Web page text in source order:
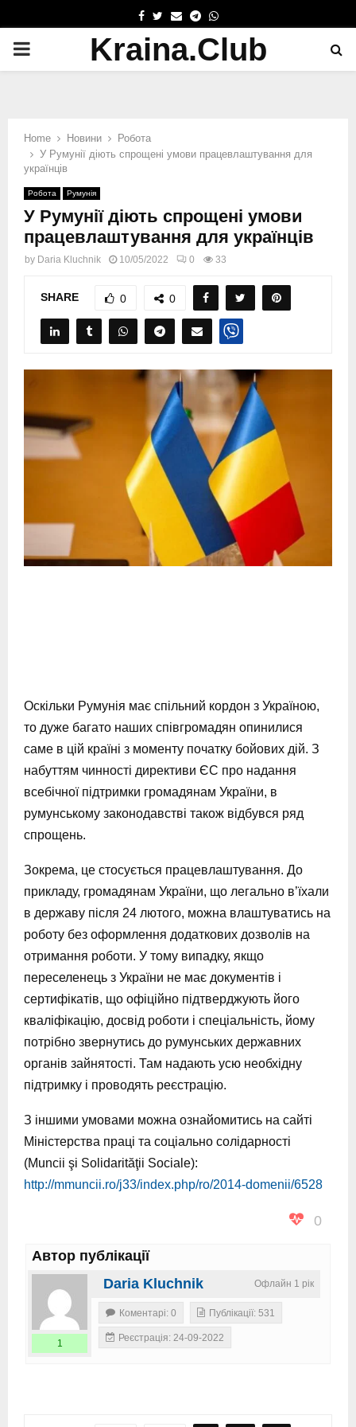
FACEBOOK
TWITTER
EMAILTELEGRAM
WHATSAPP
PRIMARYKraina.Club
Home Новини
Робота
У Румунії діють спрощені умови працевлаштування для
українців
Робота Румунія
У Румунії діють спрощені умови
працевлаштування для українців
by Daria Kluchnik 10/05/2022 0 33
SHARE 0 0
Оскільки Румунія має спільний кордон з Україною,
то дуже багато наших співгромадян опинилися
саме в цій країні з моменту початку бойових дій. З
набуттям чинності директиви ЄС про надання
всебічної підтримки громадянам України, в
румунському законодавстві також відбувся ряд
спрощень.
Зокрема, це стосується працевлаштування. До
прикладу, громадянам України, що легально в’їхали
в державу після 24 лютого, можна влаштуватись на
роботу без оформлення додаткових дозволів на
отримання роботи. У тому випадку, якщо
переселенець з України не має документів і
сертифікатів, що офіційно підтверджують його
кваліфікацію, досвід роботи і спеціальність, йому
потрібно звернутись до румунських державних
органів зайнятості. Там надають усю необхідну
підтримку і проводять реєстрацію.
З іншими умовами можна ознайомитись на сайті
Міністерства праці та соціально солідарності
(Muncii şi Solidarităţii Sociale):
http://mmuncii.ro/j33/index.php/ro/2014-domenii/6528
0
Автор публікації
Офлайн 1 рік
Daria Kluchnik
1
Коментарі: 0 Публікації: 531
Реєстрація: 24-09-2022